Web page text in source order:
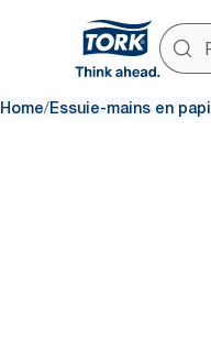
Home/Essuie-mains en